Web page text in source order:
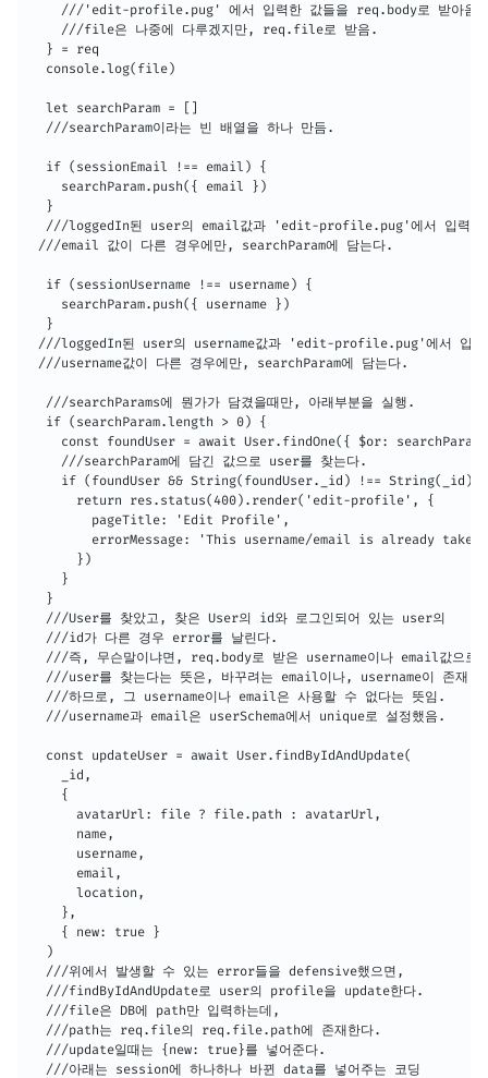
    ///'edit-profile.pug' 에서 입력한 값들을 req.body로 받아옴.
    ///file은 나중에 다루겠지만, req.file로 받음.
  } = req
  console.log(file)
  let searchParam = []
  ///searchParam이라는 빈 배열을 하나 만듬.
  if (sessionEmail !== email) {
    searchParam.push({ email })
  }
  ///loggedIn된 user의 email값과 'edit-profile.pug'에서 입력된
///email 값이 다른 경우에만, searchParam에 담는다.
  if (sessionUsername !== username) {
    searchParam.push({ username })
  }
///loggedIn된 user의 username값과 'edit-profile.pug'에서 입력
///username값이 다른 경우에만, searchParam에 담는다.
  ///searchParams에 뭔가가 담겼을때만, 아래부분을 실행.
  if (searchParam.length > 0) {
const foundUser = await User.findOne({ $or: searchParam
    ///searchParam에 담긴 값으로 user를 찾는다.
if (foundUser && String(foundUser._id) !== String(_id))
      return res.status(400).render('edit-profile', {
        pageTitle: 'Edit Profile',
errorMessage: 'This username/email is already
      })
    }
  }
  ///User를 찾았고, 찾은 User의 id와 로그인되어 있는 user의
  ///id가 다른 경우 error를 날린다.
  ///즉, 무슨말이냐면, req.body로 받은 username이나 email값으로
  ///user를 찾는다는 뜻은, 바꾸려는 email이나, username이 존재
  ///하므로, 그 username이나 email은 사용할 수 없다는 뜻임.
  ///username과 email은 userSchema에서 unique로 설정했음.
  const updateUser = await User.findByIdAndUpdate(
    _id,
    {
      avatarUrl: file ? file.path : avatarUrl,
      name,
      username,
      email,
      location,
    },
    { new: true }
  )
  ///위에서 발생할 수 있는 error들을 defensive했으면,
  ///findByIdAndUpdate로 user의 profile을 update한다.
  ///file은 DB에 path만 입력하는데,
  ///path는 req.file의 req.file.path에 존재한다.
  ///update일때는 {new: true}를 넣어준다.
  ///아래는 session에 하나하나 바뀐 data를 넣어주는 코딩